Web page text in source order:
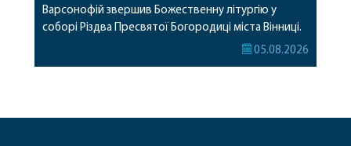
Варсонофій звершив Божественну літургію у
соборі Різдва Пресвятої Богородиці міста Вінниці.
Його Високопреосвященству співслужили05.08.2026